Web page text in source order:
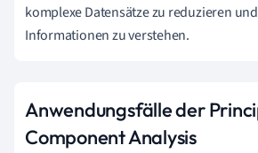
komplexe Datensätze zu reduzieren
Informationen zu verstehen.
Anwendungsfälle der
Component Analysis